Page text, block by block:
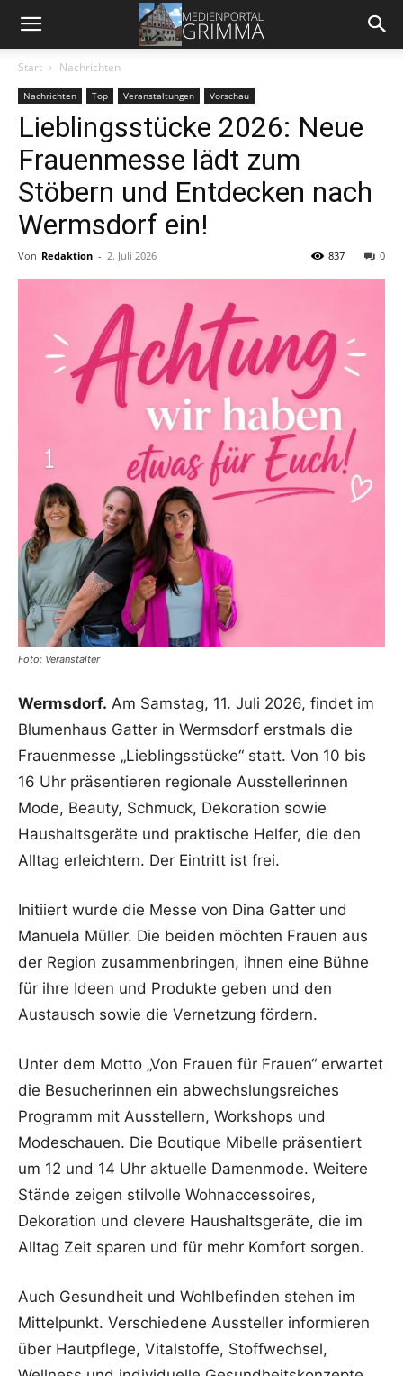
Start Nachrichten
Nachrichten Top Veranstaltungen Vorschau
Lieblingsstücke 2026: Neue
Frauenmesse lädt zum
Stöbern und Entdecken nach
Wermsdorf ein!
Von Redaktion - 2. Juli 2026 0
837
Foto: Veranstalter
Wermsdorf. Am Samstag, 11. Juli 2026, findet im
Blumenhaus Gatter in Wermsdorf erstmals die
Frauenmesse „Lieblingsstücke“ statt. Von 10 bis
16 Uhr präsentieren regionale Ausstellerinnen
Mode, Beauty, Schmuck, Dekoration sowie
Haushaltsgeräte und praktische Helfer, die den
Alltag erleichtern. Der Eintritt ist frei.
Initiiert wurde die Messe von Dina Gatter und
Manuela Müller. Die beiden möchten Frauen aus
der Region zusammenbringen, ihnen eine Bühne
für ihre Ideen und Produkte geben und den
Austausch sowie die Vernetzung fördern.
Unter dem Motto „Von Frauen für Frauen“ erwartet
die Besucherinnen ein abwechslungsreiches
Programm mit Ausstellern, Workshops und
Modeschauen. Die Boutique Mibelle präsentiert
um 12 und 14 Uhr aktuelle Damenmode. Weitere
Stände zeigen stilvolle Wohnaccessoires,
Dekoration und clevere Haushaltsgeräte, die im
Alltag Zeit sparen und für mehr Komfort sorgen.
Auch Gesundheit und Wohlbefinden stehen im
Mittelpunkt. Verschiedene Aussteller informieren
über Hautpflege, Vitalstoffe, Stoffwechsel,